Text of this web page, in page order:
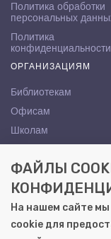
Политика обработки
персональных
Политика
конфиденциальности
ОРГАНИЗАЦИЯМ
Библиотекам
Офисам
Школам
КОНТАКТЫ
Саратов, ул.
+7 (8452) 72-65-65
gemera@moya-
ФАЙЛЫ
На нашем сайте
cookie для